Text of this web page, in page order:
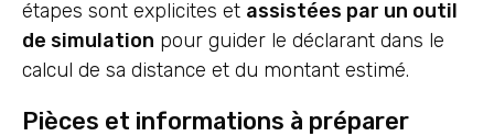
étapes sont explicites et assistées par un outil
de simulation pour guider le déclarant dans le
calcul de sa distance et du montant estimé.
Pièces et informations à préparer